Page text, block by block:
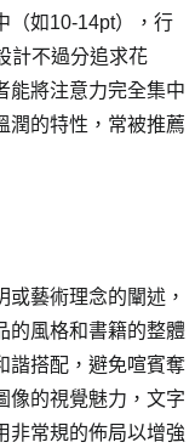
（如10-14pt），行
計不過分追求花
能將注意力完全集中
潤的特性，常被推薦
藝術理念的闡述，
的風格和書籍的整體
諧搭配，避免喧賓奪
像的視覺魅力，文字
非常規的佈局以增強